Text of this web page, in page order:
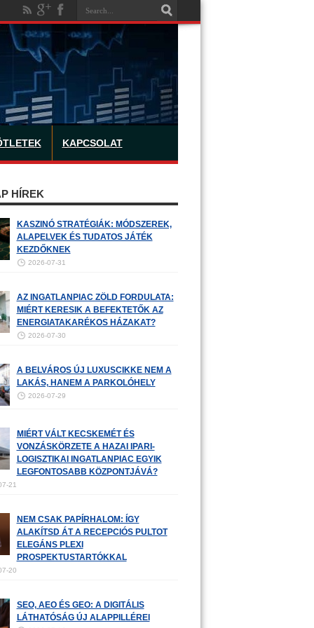
KAPCSOLAT
HÍREK
KASZINÓ STRATÉGIÁK: MÓDSZEREK,
ALAPELVEK ÉS TUDATOS JÁTÉK
KEZDŐKNEK
2026-07-31
AZ INGATLANPIAC ZÖLD FORDULATA:
MIÉRT KERESIK A BEFEKTETŐK AZ
ENERGIATAKARÉKOS HÁZAKAT?
2026-07-30
A BELVÁROS ÚJ LUXUSCIKKE NEM A
LAKÁS, HANEM A PARKOLÓHELY
2026-07-29
MIÉRT VÁLT KECSKEMÉT ÉS
VONZÁSKÖRZETE A HAZAI IPARI-
LOGISZTIKAI INGATLANPIAC EGYIK
LEGFONTOSABB KÖZPONTJÁVÁ?
21
NEM CSAK PAPÍRHALOM: ÍGY
ALAKÍTSD ÁT A RECEPCIÓS PULTOT
ELEGÁNS PLEXI
PROSPEKTUSTARTÓKKAL
20
SEO, AEO ÉS GEO: A DIGITÁLIS
LÁTHATÓSÁG ÚJ ALAPPILLÉREI